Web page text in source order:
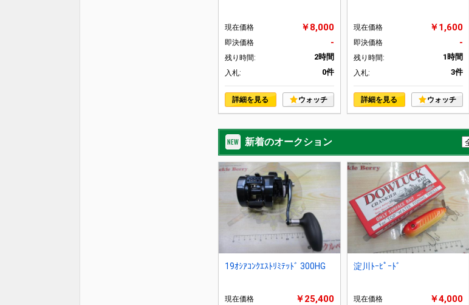
現在価格 ￥8,000
即決価格 -
残り時間: 2時間
入札: 0件
詳細を見る ウォッチ
現在価格 ￥1,600
即決価格 -
残り時間: 1時間
入札: 3件
詳細を見る ウォッチ
新着のオークション
19ｵｼｱｺﾝｸｴｽﾄﾘﾐﾃｯﾄﾞ 300HG
現在価格 ￥25,400
淀川ﾄｰﾋﾟｰﾄﾞ
現在価格 ￥4,000